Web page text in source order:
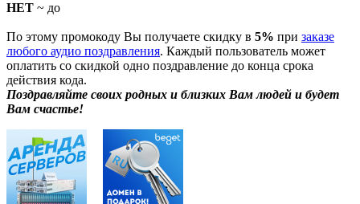
НЕТ ~ до
По этому промокоду Вы получаете скидку в 5% при заказе
любого аудио поздравления. Каждый пользователь может
оплатить со скидкой одно поздравление до конца срока
действия кода.
Поздравляйте своих родных и близких Вам людей и будет
Вам счастье!